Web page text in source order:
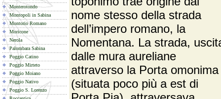
Monterotondo
Montopoli in Sabina
Montorio Romano
Moricone
Nerola
Palombara Sabina
Poggio Catino
Poggio Mirteto
Poggio Moiano
Poggio Nativo
Poggio S. Lorenzo
nome stesso della strada
dell’impero romano, la
Nomentana. La strada,
dalle mura aureliane
attraverso la Porta omonima
(situata poco più a est di